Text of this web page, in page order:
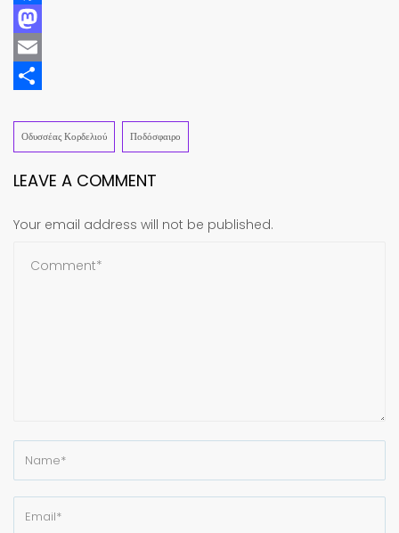
Facebook
Mastodon
Email
Οδυσσέας Κορδελιού Ποδόσφαιρο
LEAVE A COMMENT
Your email address will not be published.